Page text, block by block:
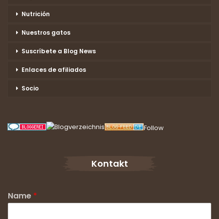
Nutrición
Nuestros gatos
Suscríbete a Blog News
Enlaces de afiliados
Socio
Follow
Kontakt
Name *